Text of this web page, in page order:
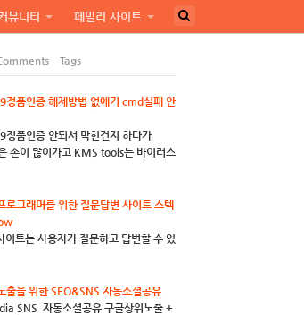
뮤니티 페밀리 사이트
Tags
정품인증 해제방법 없애기 cmd실패 안
정품인증 안되서 막힌건지 하다가
손이 많이가고 KMS tools는 바이러스
로그래머를 위한 질문답변 사이트 스텍
트는 사용자가 질문하고 답변할 수 있
출을 위한 SEO&SNS 자동소셜공유
SNS 자동소셜공유 구글상위노출 +